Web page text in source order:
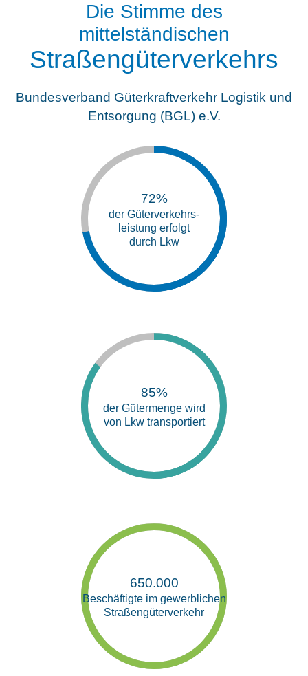
Die Stimme des
mittelständischen
Straßengüterverkehrs
Bundesverband Güterkraftverkehr Logistik und
Entsorgung (BGL) e.V.
72%
der Güterverkehrs-
leistung erfolgt
durch Lkw
85%
der Gütermenge wird
von Lkw transportiert
650.000
Beschäftigte im gewerblichen
Straßengüterverkehr